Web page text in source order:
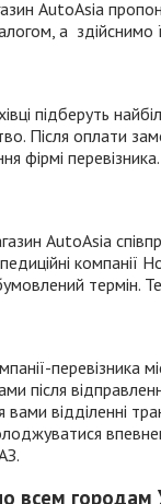
AutoAsia
, а здійснимо
підберуть
Після оплати
перевізника.
AutoAsia
компанії
термін.
перевізника
після
відділенні
всем городам